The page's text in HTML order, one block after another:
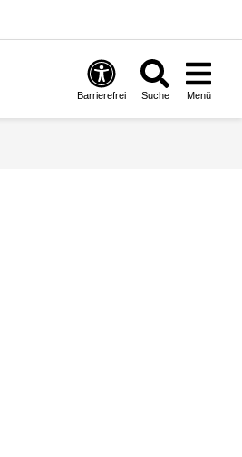
Barrierefrei Suche Menü